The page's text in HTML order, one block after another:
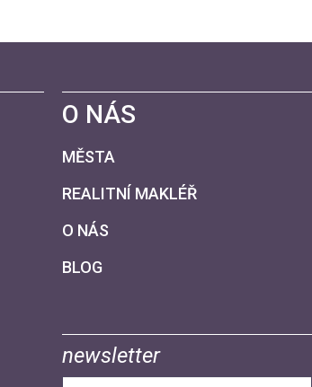
O NÁS
MĚSTA
REALITNÍ MAKLÉŘ
O NÁS
BLOG
newsletter